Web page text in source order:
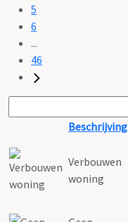
5
6
...
46
Beschrijving
Verbouwen
woning